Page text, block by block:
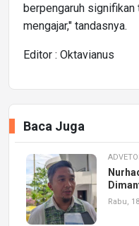
berpengaruh signifikan
mengajar," tandasnya.
Editor : Oktavianus
Baca Juga
Rabu,